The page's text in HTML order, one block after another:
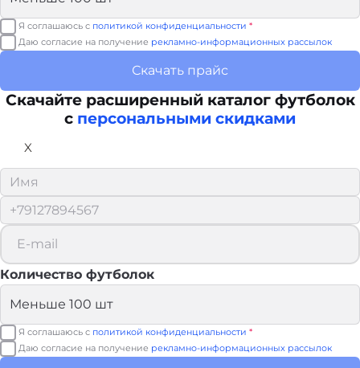
Я соглашаюсь с политикой конфиденциальности *
Даю согласие на получение рекламно-информационных рассылок
Скачать прайс
Скачайте расширенный каталог футболок
с персональными скидками
X
Количество футболок
Я соглашаюсь с политикой конфиденциальности *
Даю согласие на получение рекламно-информационных рассылок